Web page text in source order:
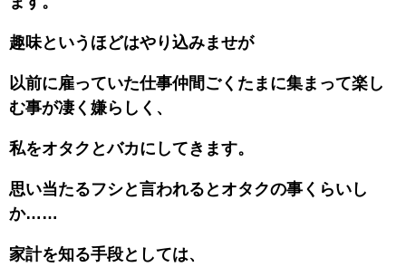
趣味というほどはやり込みませが
以前に雇っていた仕事仲間ごくたまに集まって楽し
む事が凄く嫌らしく、
私をオタクとバカにしてきます。
思い当たるフシと言われるとオタクの事くらいし
か……
家計を知る手段としては、